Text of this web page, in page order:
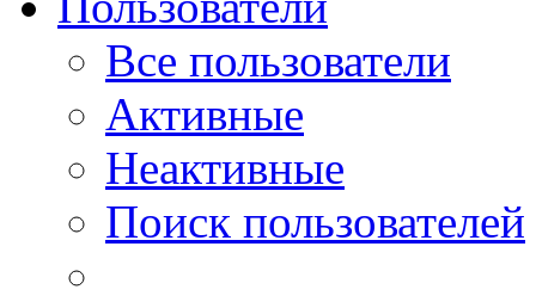
Все пользователи
Активные
Неактивные
Поиск пользователей